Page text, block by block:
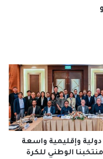
وإقليمية واسعة
منتخبنا الوطني للكرة